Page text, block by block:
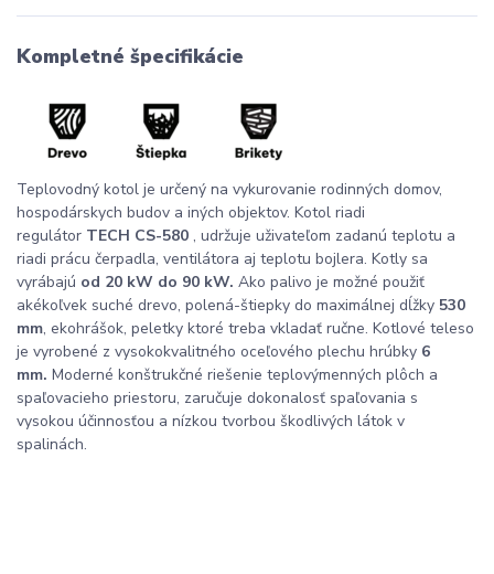
Kompletné špecifikácie
Teplovodný kotol je určený na vykurovanie rodinných domov,
hospodárskych budov a iných objektov. Kotol riadi
regulátor TECH CS-580 , udržuje uživateľom zadanú teplotu a
riadi prácu čerpadla, ventilátora aj teplotu bojlera. Kotly sa
vyrábajú od 20 kW do 90 kW. Ako palivo je možné použiť
akékoľvek suché drevo, polená-štiepky do maximálnej dĺžky 530
mm, ekohrášok, peletky ktoré treba vkladať ručne. Kotlové teleso
je vyrobené z vysokokvalitného oceľového plechu hrúbky 6
mm. Moderné konštrukčné riešenie teplovýmenných plôch a
spaľovacieho priestoru, zaručuje dokonalosť spaľovania s
vysokou účinnosťou a nízkou tvorbou škodlivých látok v
spalinách.